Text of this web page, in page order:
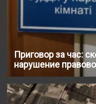
Приговор за час:
нарушение